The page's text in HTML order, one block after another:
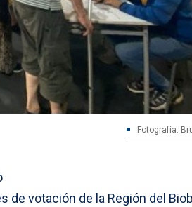
Fotografía:
de votación de la Región del